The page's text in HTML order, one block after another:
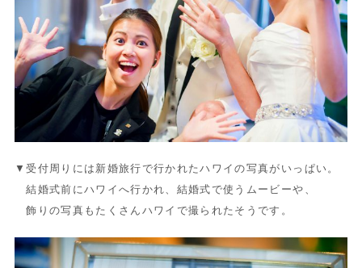
▼受付周りには新婚旅行で行かれたハワイの写真がいっぱい。
結婚式前にハワイへ行かれ、結婚式で使うムービーや、
飾りの写真もたくさんハワイで撮られたそうです。